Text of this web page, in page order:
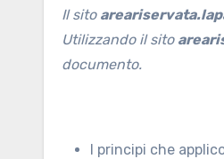
Il sito
Utilizzando il sito
documento.
I principi che